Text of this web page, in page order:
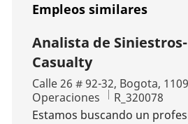
Empleos similares
Analista de
Casualty
Ubicación
Calle 26 # 92-32, Bogota,
Categoría
Operaciones ID de trabajo
R_320078
Estamos buscando un